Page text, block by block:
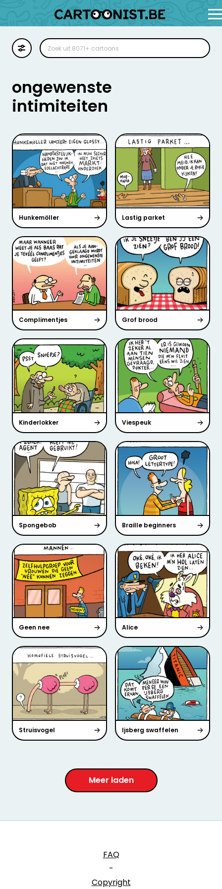
Zoekplaat
Stockillustratie
ongewenste
intimiteiten
Hunkemöller Lastig parket
Complimentjes Grof brood
Kinderlokker Viespeuk
Spongebob Braille beginners
Geen nee Alice
Struisvogel Ijsberg swaffelen
Meer laden
FAQ
-
Copyright